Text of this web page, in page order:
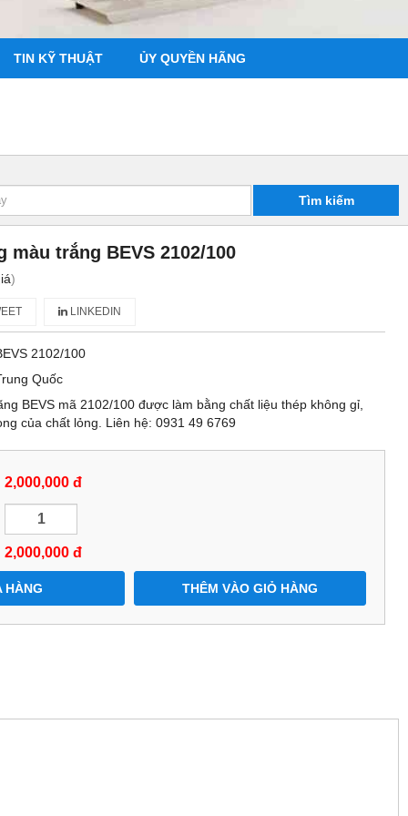
TIN KỸ THUẬT ỦY QUYỀN HÃNG
Tìm kiếm
màu trắng BEVS 2102/100
)
LINKEDIN
2102/100
Quốc
BEVS mã 2102/100 được làm bằng chất liệu thép không gỉ,
của chất lỏng. Liên hệ: 0931 49 6769
2,000,000 đ
2,000,000 đ
HÀNG THÊM VÀO GIỎ HÀNG